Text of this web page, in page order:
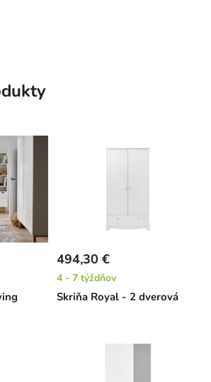
Skriňa Royal - 2 dverová
494,30 €
4 - 7 týždňov